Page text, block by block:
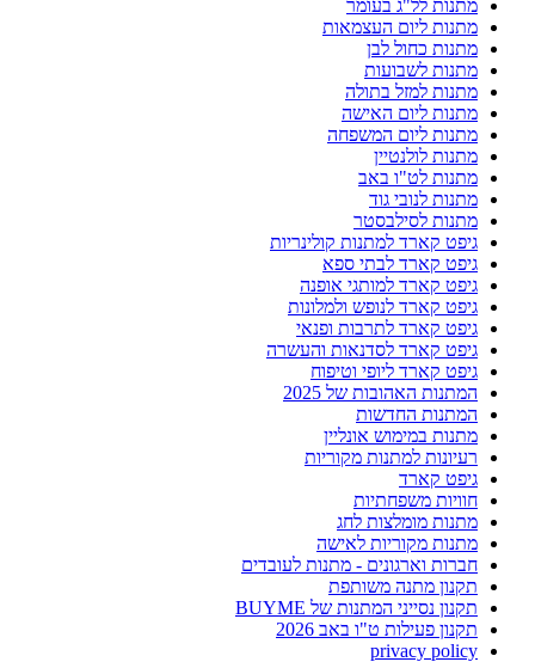
מתנות לל"ג בעומר
מתנות ליום העצמאות
מתנות כחול לבן
מתנות לשבועות
מתנות למזל בתולה
מתנות ליום האישה
מתנות ליום המשפחה
מתנות לולנטיין
מתנות לט"ו באב
מתנות לנובי גוד
מתנות לסילבסטר
גיפט קארד למתנות קולינריות
גיפט קארד לבתי ספא
גיפט קארד למותגי אופנה
גיפט קארד לנופש ולמלונות
גיפט קארד לתרבות ופנאי
גיפט קארד לסדנאות והעשרה
גיפט קארד ליופי וטיפוח
המתנות האהובות של 2025
המתנות החדשות
מתנות במימוש אונליין
רעיונות למתנות מקוריות
גיפט קארד
חוויות משפחתיות
מתנות מומלצות לחג
מתנות מקוריות לאישה
חברות וארגונים - מתנות לעובדים
תקנון מתנה משותפת
תקנון נסייני המתנות של BUYME
תקנון פעילות ט"ו באב 2026
privacy policy